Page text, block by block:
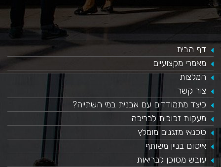
דף הבית
מאמרי מקצועיים
המלצות
צור קשר
כיצד מתמודדים עם אבנית במי השתייה?
​מעקות זכוכית לבריכה
טכנאי מזגנים מומלץ
איטום בניין משותף
עובש מסוכן לבריאות